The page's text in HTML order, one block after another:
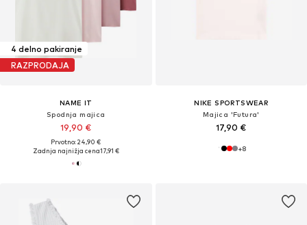
4 delno pakiranje
RAZPRODAJA
NAME IT
Spodnja majica
19,90 €
Prvotno: 24,90 €
Zadnja najnižja cena17,91 €
NIKE SPORTSWEAR
Majica 'Futura'
17,90 €
+8